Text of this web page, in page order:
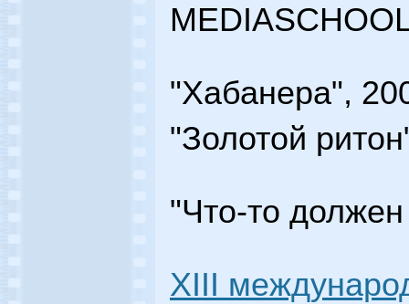
"Хабанера",
"Золотой
"Что-то должен
XIII